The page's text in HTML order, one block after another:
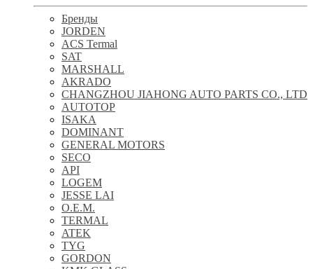
Бренды
JORDEN
ACS Termal
SAT
MARSHALL
AKRADO
CHANGZHOU JIAHONG AUTO PARTS CO., LTD
AUTOTOP
ISAKA
DOMINANT
GENERAL MOTORS
SECO
API
LOGEM
JESSE LAI
O.E.M.
TERMAL
ATEK
TYG
GORDON